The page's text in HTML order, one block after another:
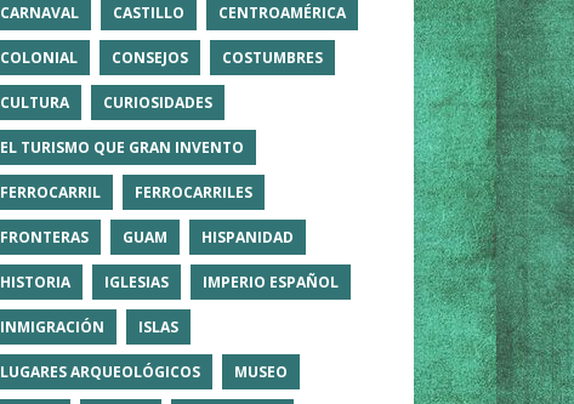
CARNAVAL CASTILLO CENTROAMÉRICA
COLONIAL CONSEJOS COSTUMBRES
CULTURA CURIOSIDADES
EL TURISMO QUE GRAN INVENTO
FERROCARRIL FERROCARRILES
FRONTERAS GUAM HISPANIDAD
HISTORIA IGLESIAS IMPERIO ESPAÑOL
INMIGRACIÓN ISLAS
LUGARES ARQUEOLÓGICOS MUSEO